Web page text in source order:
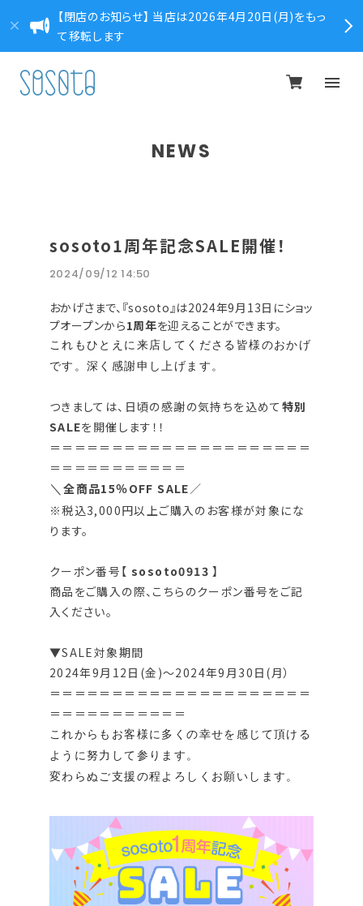
【閉店のお知らせ】 当店は2026年4月20日(月)をもっ
て移転します
NEWS
sosoto1周年記念SALE開催！
2024/09/12 14:50
おかげさまで、『sosoto』は2024年9月13日にショッ
プオープンから1周年を迎えることができます。
これもひとえに来店してくださる皆様のおかげ
です。深く感謝申し上げます。
つきましては、日頃の感謝の気持ちを込めて 特別
SALEを開催します！！
＝＝＝＝＝＝＝＝＝＝＝＝＝＝＝＝＝＝＝＝＝
＝＝＝＝＝＝＝＝＝＝＝
＼全商品15％OFF SALE ／
※税込3,000円以上ご購入のお客様が対象にな
ります。
クーポン番号【 sosoto0913 】
商品をご購入の際、こちらのクーポン番号をご記
入ください。
▼SALE対象期間
2024年9月12日(金)〜2024年9月30日(月）
＝＝＝＝＝＝＝＝＝＝＝＝＝＝＝＝＝＝＝＝＝
＝＝＝＝＝＝＝＝＝＝＝
これからもお客様に多くの幸せを感じて頂ける
ように努力して参ります。
変わらぬご支援の程よろしくお願いします。